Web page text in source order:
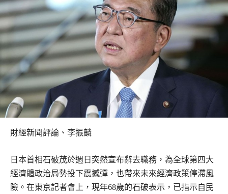
財經新聞評論、李振麟
日本首相石破茂於週日突然宣布辭去職務，為全球第四大
經濟體政治局勢投下震撼彈，也帶來未來經濟政策停滯風
險。在東京記者會上，現年68歲的石破表示，已指示自民